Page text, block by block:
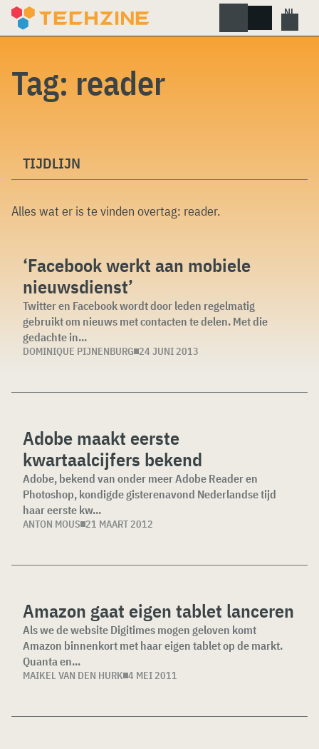
Skip
Tag: reader
TIJDLIJN
Alles wat er is te vinden overtag: reader.
‘Facebook werkt aan mobiele
nieuwsdienst’
Twitter en Facebook wordt door leden regelmatig
gebruikt om nieuws met contacten te delen. Met die
gedachte in...
DOMINIQUE PIJNENBURG 24 JUNI 2013
Adobe maakt eerste
kwartaalcijfers bekend
Adobe, bekend van onder meer Adobe Reader en
Photoshop, kondigde gisterenavond Nederlandse tijd
haar eerste kw...
ANTON MOUS 21 MAART 2012
Amazon gaat eigen tablet lanceren
Als we de website Digitimes mogen geloven komt
Amazon binnenkort met haar eigen tablet op de markt.
Quanta en...
MAIKEL VAN DEN HURK 4 MEI 2011